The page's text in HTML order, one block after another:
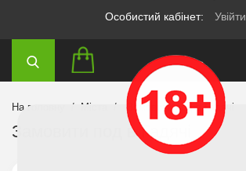
Особистий кабінет:
Увійти
На головну Міста Замовити под в Гадячі
Замовити под в Гадячі